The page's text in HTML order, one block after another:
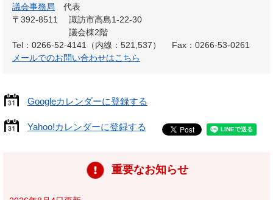
議会事務局
代表
〒392-8511
諏訪市高島1-22-30
議会棟2階
Tel：0266-52-4141（内線：521,537）
Fax：0266-53-0261
メールでのお問い合わせはこちら
Googleカレンダーに登録する
Yahoo!カレンダーに登録する
重要なお知らせ